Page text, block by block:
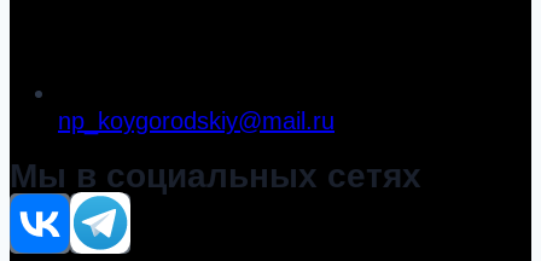
np_koygorodskiy@mail.ru
Мы в социальных сетях